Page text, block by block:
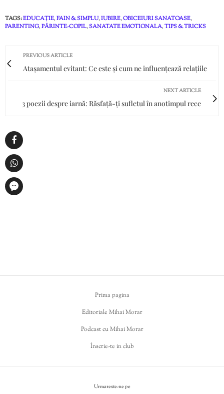
TAGS:EDUCAȚIE,FAIN & SIMPLU,IUBIRE,OBICEIURI SANATOASE,
PARENTING,PĂRINTE-COPIL,SANATATE EMOTIONALA,TIPS & TRICKS
PREVIOUS ARTICLE
Atașamentul evitant: Ce este și cum ne influențează relațiile
NEXT ARTICLE
3 poezii despre iarnă: Răsfață-ți sufletul în anotimpul rece
Prima pagina
Editoriale Mihai Morar
Podcast cu Mihai Morar
Înscrie-te in club
Urmareste-ne pe